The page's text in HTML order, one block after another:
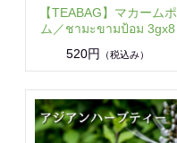
【TEABAG】マカームポ
ム／ชามะขามป้อม 3gx8
520円
（税込み）